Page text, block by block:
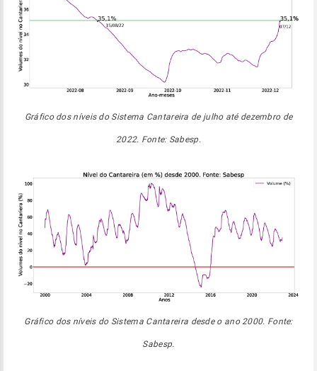
Gráfico dos níveis do Sistema Cantareira de julho até dezembro de
2022. Fonte: Sabesp.
Gráfico dos níveis do Sistema Cantareira desde o ano 2000. Fonte:
Sabesp.